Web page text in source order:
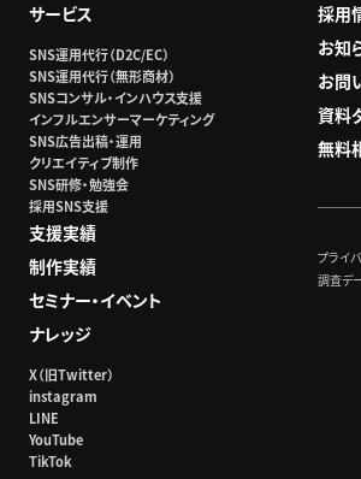
サービス
SNS運用代行（D2C/EC）
SNS運用代行（無形商材）
SNSコンサル・インハウス支援
インフルエンサーマーケティング
SNS広告出稿・運用
クリエイティブ制作
SNS研修・勉強会
採用SNS支援
支援実績
制作実績
セミナー・イベント
ナレッジ
X（旧Twitter）
instagram
LINE
YouTube
TikTok
採用
お知
お問
資料
無料
プライ
調査デ